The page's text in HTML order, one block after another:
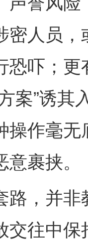
密人员
恐吓；
案”诱其
操作毫
裹挟。
，并非
交往中